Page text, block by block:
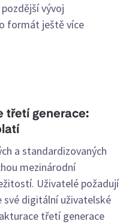
vývoj
formát ještě více
třetí generace:
a standardizovaných
mezinárodní
Uživatelé požadují
své digitální uživatelské
třetí generace